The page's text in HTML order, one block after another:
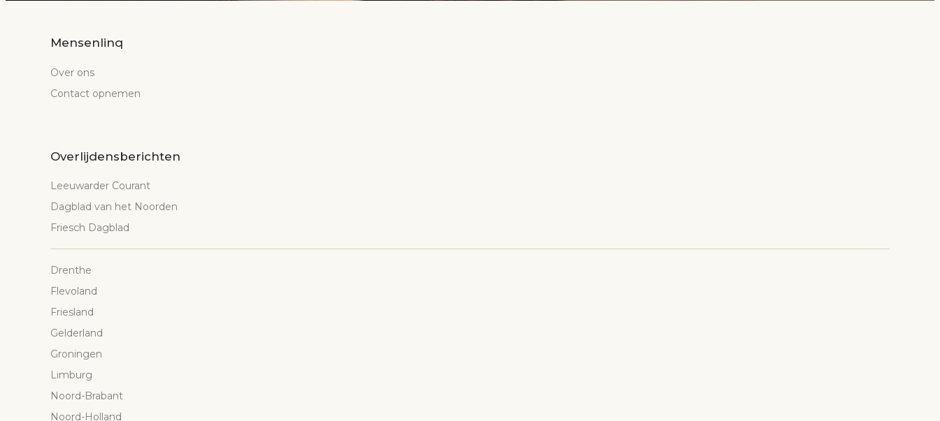
Mensenlinq
Over ons
Contact opnemen
Overlijdensberichten
Leeuwarder Courant
Dagblad van het Noorden
Friesch Dagblad
Drenthe
Flevoland
Friesland
Gelderland
Groningen
Limburg
Noord-Brabant
Noord-Holland